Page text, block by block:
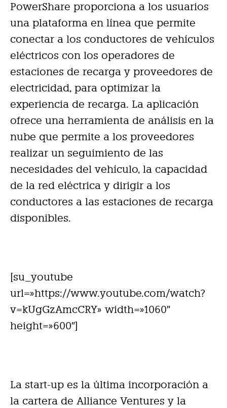
PowerShare proporciona a los usuarios
una plataforma en línea que permite
conectar a los conductores de vehículos
eléctricos con los operadores de
estaciones de recarga y proveedores de
electricidad, para optimizar la
experiencia de recarga. La aplicación
ofrece una herramienta de análisis en la
nube que permite a los proveedores
realizar un seguimiento de las
necesidades del vehículo, la capacidad
de la red eléctrica y dirigir a los
conductores a las estaciones de recarga
disponibles.
[su_youtube
url=»https://www.youtube.com/watch?
v=kUgGzAmcCRY» width=»1060″
height=»600″]
La start-up es la última incorporación a
la cartera de Alliance Ventures y la